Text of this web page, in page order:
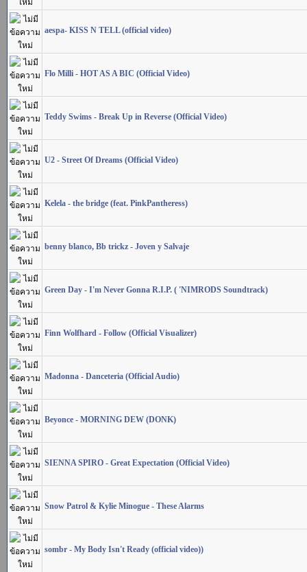
aespa- KISS N TELL (official video)
Flo Milli - HOT AS A BIC (Official Video)
Teddy Swims - Break Up in Reverse (Official Video)
U2 - Street Of Dreams (Official Video)
Kelela - the bridge (feat. PinkPantheress)
benny blanco, Bb trickz - Joven y Salvaje
Green Day - I'm Never Gonna R.I.P. ( 'NIMRODS Soundtrack)
Finn Wolfhard - Follow (Official Visualizer)
Madonna - Danceteria (Official Audio)
Beyonce - MORNING DEW (DONK)
SIENNA SPIRO - Great Expectation (Official Video)
Snow Patrol & Kylie Minogue - These Alarms
sombr - My Body Isn't Ready (official video))